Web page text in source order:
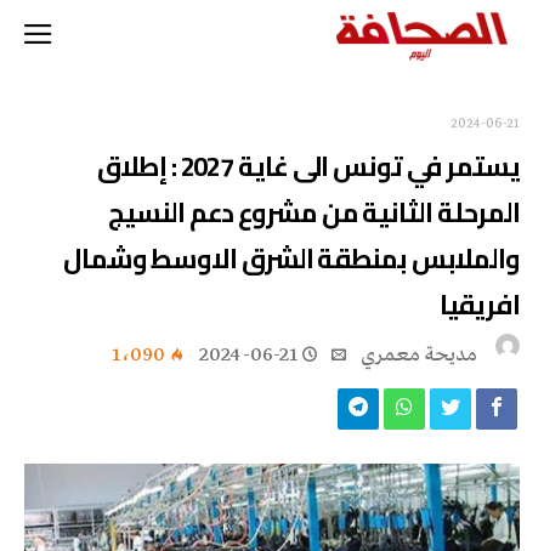
2024-06-21
يستمر في تونس الى غاية 2027 : إطلاق
المرحلة الثانية من مشروع دعم النسيج
والملابس بمنطقة الشرق الاوسط وشمال
افريقيا
مديحة معمري 2024-06-21 1٬090